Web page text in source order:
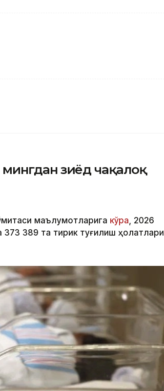
зиёд чақалоқ
маълумотларига кўра, 2026
389 та тирик туғилиш ҳолатлари